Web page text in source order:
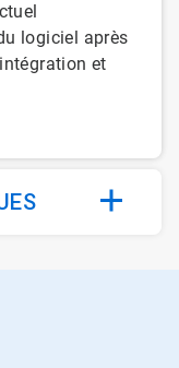
logiciel après
et